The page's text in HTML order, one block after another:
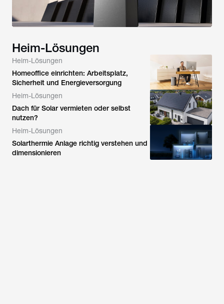
Heim-Lösungen
Heim-Lösungen
Homeoffice einrichten: Arbeitsplatz,
Sicherheit und Energieversorgung
Heim-Lösungen
Dach für Solar vermieten oder selbst
nutzen?
Heim-Lösungen
Solarthermie Anlage richtig verstehen und
dimensionieren